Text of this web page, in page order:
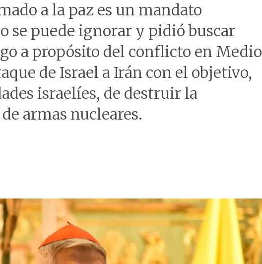
a la paz es un mandato
se puede ignorar y pidió buscar
a propósito del conflicto en Medio
de Israel a Irán con el objetivo,
israelíes, de destruir la
armas nucleares.